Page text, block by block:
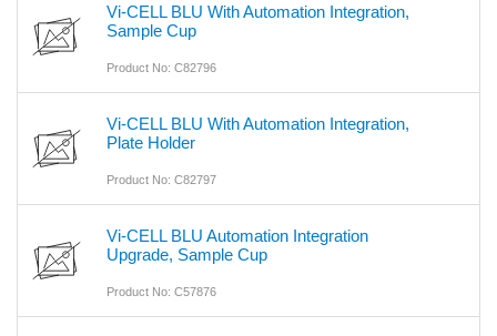
Vi-CELL BLU With Automation Integration,
Sample Cup
Product No: C82796
Vi-CELL BLU With Automation Integration,
Plate Holder
Product No: C82797
Vi-CELL BLU Automation Integration
Upgrade, Sample Cup
Product No: C57876